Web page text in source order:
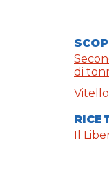
di
Il